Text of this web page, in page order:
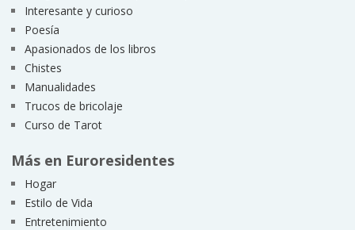
Interesante y curioso
Poesía
Apasionados de los libros
Chistes
Manualidades
Trucos de bricolaje
Curso de Tarot
Más en Euroresidentes
Hogar
Estilo de Vida
Entretenimiento